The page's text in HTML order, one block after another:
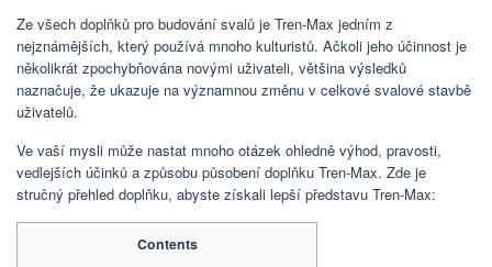
Ze všech doplňků pro budování svalů je Tren-Max jedním z
nejznámějších, který používá mnoho kulturistů. Ačkoli jeho účinnost je
několikrát zpochybňována novými uživateli, většina výsledků
naznačuje, že ukazuje na významnou změnu v celkové svalové stavbě
uživatelů.
Ve vaší mysli může nastat mnoho otázek ohledně výhod, pravosti,
vedlejších účinků a způsobu působení doplňku Tren-Max. Zde je
stručný přehled doplňku, abyste získali lepší představu Tren-Max:
Contents